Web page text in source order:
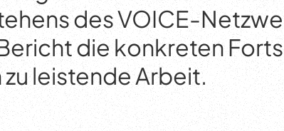
des VOICE-
die konkreten
leistende Arbeit.